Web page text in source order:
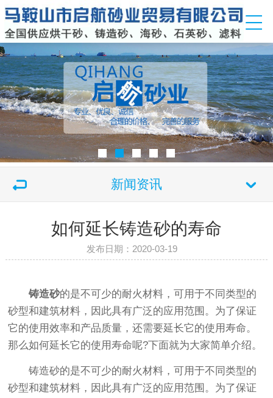
新闻资讯
如何延长铸造砂的寿命
发布日期：2020-03-19
铸造砂的是不可少的耐火材料，可用于不同类型的
砂型和建筑材料，因此具有广泛的应用范围。为了保证
它的使用效率和产品质量，还需要延长它的使用寿命。
那么如何延长它的使用寿命呢?下面就为大家简单介绍。
铸造砂的是不可少的耐火材料，可用于不同类型的
砂型和建筑材料，因此具有广泛的应用范围。为了保证